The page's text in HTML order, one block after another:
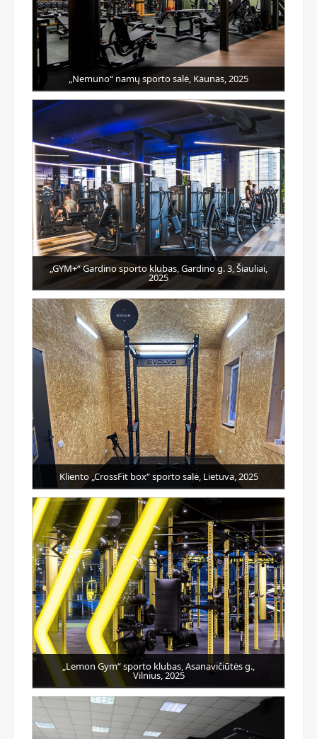
„Nemuno“ namų sporto salė, Kaunas, 2025
„GYM+“ Gardino sporto klubas, Gardino g. 3, Šiauliai,
2025
Kliento „CrossFit box“ sporto salė, Lietuva, 2025
„Lemon Gym“ sporto klubas, Asanavičiūtės g.,
Vilnius, 2025